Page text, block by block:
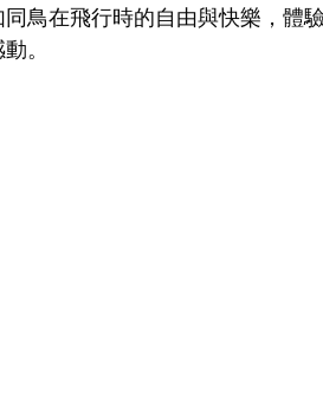
鳥在飛行時的自由與快樂，體
。